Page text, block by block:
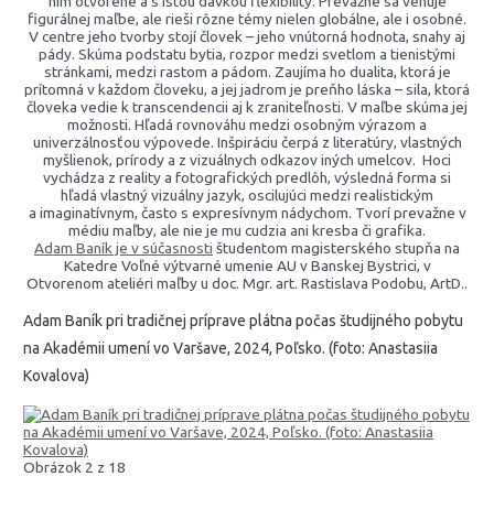
figurálnej maľbe, ale rieši rôzne témy nielen globálne, ale i osobné.
V centre jeho tvorby stojí človek – jeho vnútorná hodnota, snahy aj
pády. Skúma podstatu bytia, rozpor medzi svetlom a tienistými
stránkami, medzi rastom a pádom. Zaujíma ho dualita, ktorá je
prítomná v každom človeku, a jej jadrom je preňho láska – sila, ktorá
človeka vedie k transcendencii aj k zraniteľnosti. V maľbe skúma jej
možnosti. Hľadá rovnováhu medzi osobným výrazom a
univerzálnosťou výpovede. Inšpiráciu čerpá z literatúry, vlastných
myšlienok, prírody a z vizuálnych odkazov iných umelcov. Hoci
vychádza z reality a fotografických predlôh, výsledná forma si
hľadá vlastný vizuálny jazyk, oscilujúci medzi realistickým
a imaginatívnym, často s expresívnym nádychom. Tvorí prevažne v
médiu maľby, ale nie je mu cudzia ani kresba či grafika.
Adam Baník je v súčasnosti študentom magisterského stupňa na
Katedre Voľné výtvarné umenie AU v Banskej Bystrici, v
Otvorenom ateliéri maľby u doc. Mgr. art. Rastislava Podobu, ArtD..
Adam Baník pri tradičnej príprave plátna počas študijného pobytu
na Akadémii umení vo Varšave, 2024, Poľsko. (foto: Anastasiia
Kovalova)
Obrázok 2 z 18